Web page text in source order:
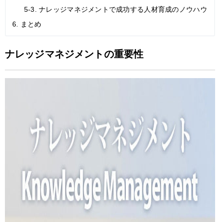
5-3. ナレッジマネジメントで成功する人材育成のノウハウ
6. まとめ
ナレッジマネジメントの重要性